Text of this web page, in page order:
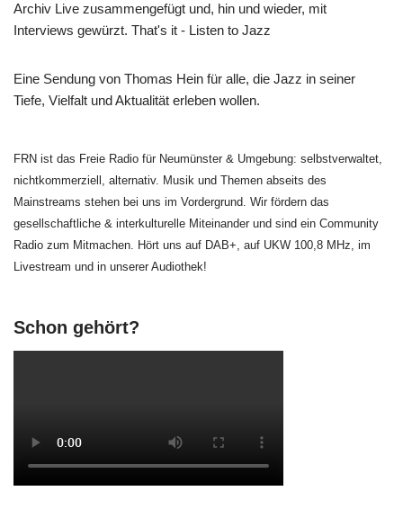
Archiv Live zusammengefügt und, hin und wieder, mit
Interviews gewürzt. That's it - Listen to Jazz
Eine Sendung von Thomas Hein für alle, die Jazz in seiner
Tiefe, Vielfalt und Aktualität erleben wollen.
FRN ist das Freie Radio für Neumünster & Umgebung: selbstverwaltet,
nichtkommerziell, alternativ. Musik und Themen abseits des
Mainstreams stehen bei uns im Vordergrund. Wir fördern das
gesellschaftliche & interkulturelle Miteinander und sind ein Community
Radio zum Mitmachen. Hört uns auf DAB+, auf UKW 100,8 MHz, im
Livestream und in unserer Audiothek!
Schon gehört?